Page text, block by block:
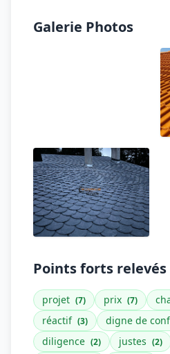
Galerie Photos
Points forts
projet (7) prix (7)
réactif (3) digne de
diligence (2) justes (2)